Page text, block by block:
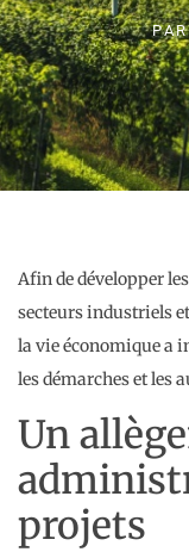
PAR
Afin de développer
secteurs industriels
la vie économique a
les démarches et les
Un
projets